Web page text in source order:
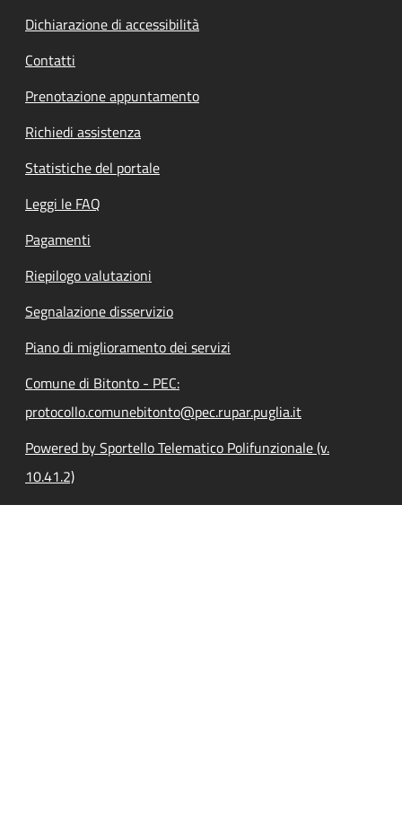
Dichiarazione di accessibilità
Contatti
Prenotazione appuntamento
Richiedi assistenza
Statistiche del portale
Leggi le FAQ
Pagamenti
Riepilogo valutazioni
Segnalazione disservizio
Piano di miglioramento dei servizi
Comune di Bitonto - PEC:
protocollo.comunebitonto@pec.rupar.puglia.it
Powered by Sportello Telematico Polifunzionale (v.
10.41.2)